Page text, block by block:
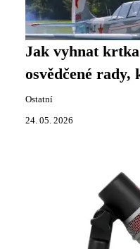
Jak vyhnat
osvědčené
Ostatní
24. 05. 2026